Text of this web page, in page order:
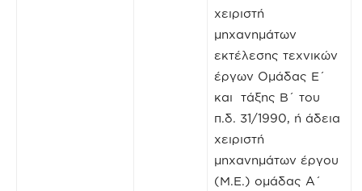
χειριστή
μηχανημάτων
εκτέλεσης τεχνικών
έργων Ομάδας Ε΄
και τάξης Β΄ του
π.δ. 31/1990, ή άδεια
χειριστή
μηχανημάτων έργου
(Μ.Ε.) ομάδας Α΄